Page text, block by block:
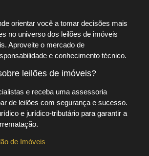
orientar você a tomar decisões mais
no universo dos leilões de imóveis
Aproveite o mercado de
e conhecimento técnico.
leilões de imóveis?
e receba uma assessoria
de leilões com segurança e sucesso.
e jurídico-tributário para garantir a
de Imóveis